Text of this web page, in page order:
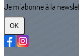
Je m'abonne à la
OK